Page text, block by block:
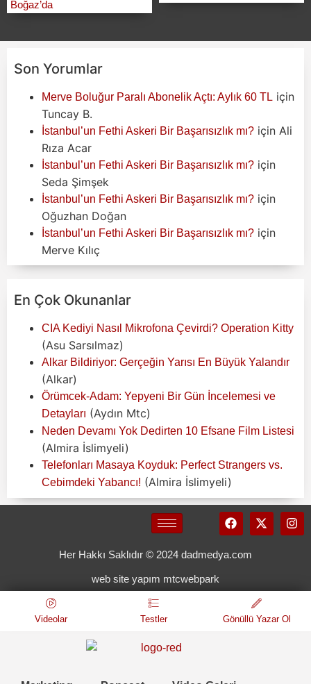
Boğaz’da
Son Yorumlar
Merve Boluğur Paralı Abonelik Açtı: Aylık 60 TL için
Tuncay B.
İstanbul’un Fethi Askeri Bir Başarısızlık mı? için Ali
Rıza Acar
İstanbul’un Fethi Askeri Bir Başarısızlık mı? için
Seda Şimşek
İstanbul’un Fethi Askeri Bir Başarısızlık mı? için
Oğuzhan Doğan
İstanbul’un Fethi Askeri Bir Başarısızlık mı? için
Merve Kılıç
En Çok Okunanlar
CIA Kediyi Nasıl Mikrofona Çevirdi? Operation Kitty
(Asu Sarsılmaz)
Alkar Bildiriyor: Gerçeğin Yarısı En Büyük Yalandır
(Alkar)
Örümcek-Adam: Yepyeni Bir Gün İncelemesi ve
Detayları (Aydın Mtc)
Neden Devamı Yok Dedirten 10 Efsane Film Listesi
(Almira İslimyeli)
Telefonları Masaya Koyduk: Perfect Strangers vs.
Cebimdeki Yabancı! (Almira İslimyeli)
Her Hakkı Saklıdır © 2024 dadmedya.com
web site yapım mtcwebpark
Videolar Testler Gönüllü Yazar Ol